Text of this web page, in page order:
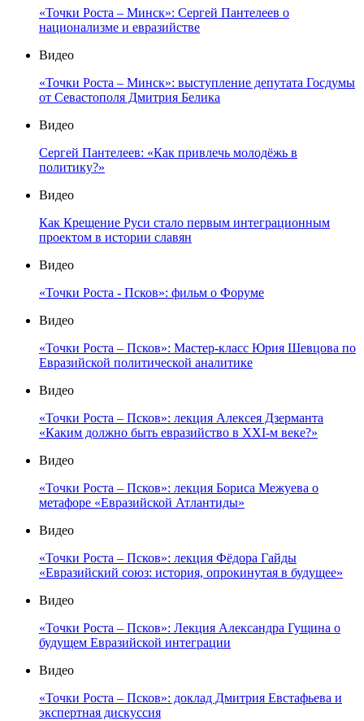
«Точки Роста – Минск»: Сергей Пантелеев о
национализме и евразийстве
Видео
«Точки Роста – Минск»: выступление депутата Госдумы
от Севастополя Дмитрия Белика
Видео
Сергей Пантелеев: «Как привлечь молодёжь в
политику?»
Видео
Как Крещение Руси стало первым интеграционным
проектом в истории славян
Видео
«Точки Роста - Псков»: фильм о Форуме
Видео
«Точки Роста – Псков»: Мастер-класс Юрия Шевцова по
Евразийской политической аналитике
Видео
«Точки Роста – Псков»: лекция Алексея Дзерманта
«Каким должно быть евразийство в XXI-м веке?»
Видео
«Точки Роста – Псков»: лекция Бориса Межуева о
метафоре «Евразийской Атлантиды»
Видео
«Точки Роста – Псков»: лекция Фёдора Гайды
«Евразийский союз: история, опрокинутая в будущее»
Видео
«Точки Роста – Псков»: Лекция Александра Гущина о
будущем Евразийской интеграции
Видео
«Точки Роста – Псков»: доклад Дмитрия Евстафьева и
экспертная дискуссия